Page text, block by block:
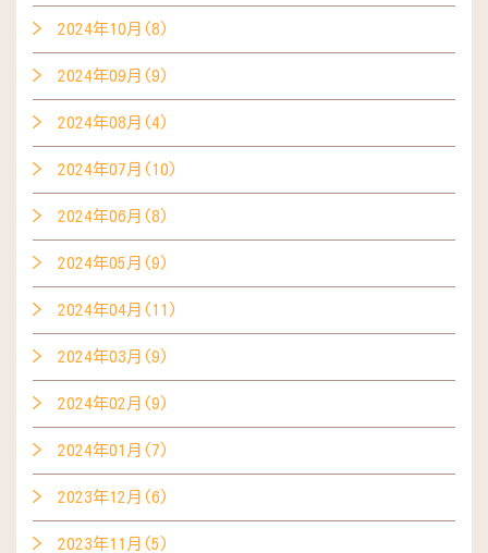
2024年10月(8)
2024年09月(9)
2024年08月(4)
2024年07月(10)
2024年06月(8)
2024年05月(9)
2024年04月(11)
2024年03月(9)
2024年02月(9)
2024年01月(7)
2023年12月(6)
2023年11月(5)